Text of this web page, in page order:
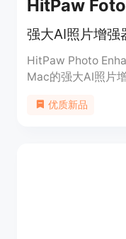
HitPaw
HitPaw Photo
Mac的强大AI照片
片放大至8K分辨
优质新品